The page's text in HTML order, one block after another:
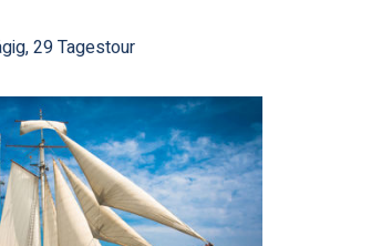
29 Tagestour